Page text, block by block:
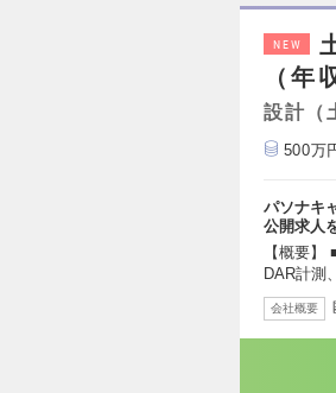
NEW
（年
設計（
500万
パソナキ
公開求人
【概要
DAR計測
会社概要